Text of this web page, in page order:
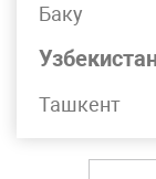
Баку
Ташкент